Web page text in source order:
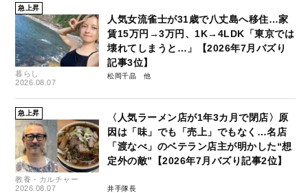
急上昇
暮らし
2026.08.07
人気女流雀士が31歳で八丈島へ移住…家
賃15万円→3万円、1K→4LDK「東京では
壊れてしまうと…」【2026年7月バズり
記事3位】
松岡千晶
急上昇
教養・カルチャー
2026.08.07
〈人気ラーメン店が1年3カ月で閉店〉原
因は「味」でも「売上」でもなく…名店
「渡なべ」のベテラン店主が明かした“想
定外の敵”【2026年7月バズり記事2位】
井手隊長